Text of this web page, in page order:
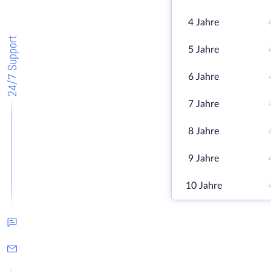
24/7 Support
4 Jahre
5 Jahre
6 Jahre
7 Jahre
8 Jahre
9 Jahre
10 Jahre